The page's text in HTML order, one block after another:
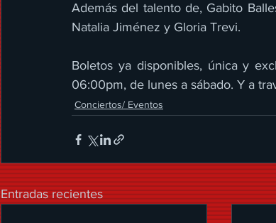
Además del talento de, Gabito
Natalia Jiménez y Gloria Trevi.
Boletos ya disponibles, única y
06:00pm, de lunes a sábado. Y a
Conciertos/ Eventos
Entradas recientes